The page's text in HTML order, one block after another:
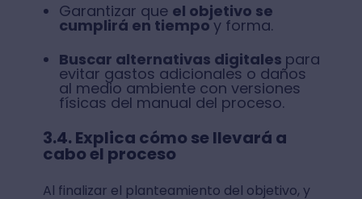
Garantizar que el objetivo se
cumplirá en tiempoy forma.
Buscar alternativas digitales para
evitar gastos adicionales o daños
al medio ambiente con versiones
físicas del manual del proceso.
3.4. Explica cómo se llevará a
cabo el proceso
Al finalizar el planteamiento del objetivo, y